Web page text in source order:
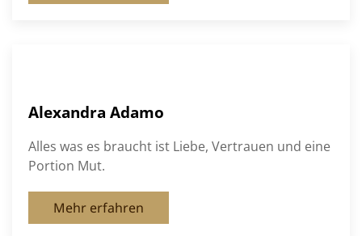
Alexandra Adamo
Alles was es braucht ist Liebe, Vertrauen und eine
Portion Mut.
Mehr erfahren